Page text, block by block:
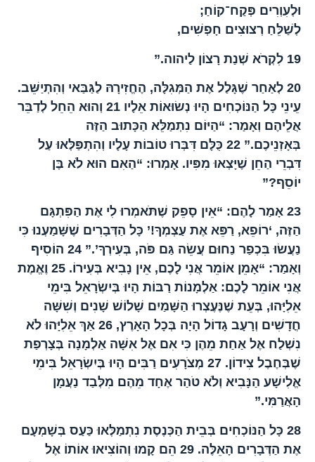
וּלְעִוְרִים פְּקַח־קוֹחַ;
לְשַׁלֵּחַ רְצוּצִים חָפְשִׁים,
19 לִקְרֹא שְׁנַת רָצוֹן לַיהוה.”
20 לְאַחַר שֶׁגָּלַל אֶת הַמְּגִלָּה, הֶחֱזִירָהּ לַגַּבַּאי וְהִתְיַשֵּׁב.
עֵינֵי כָּל הַנּוֹכְחִים הָיוּ נְשׂוּאוֹת אֵלָיו 21 וְהוּא הֵחֵל לְדַבֵּר
אֲלֵיהֶם וְאָמַר: “הַיּוֹם נִתְמַלֵּא הַכָּתוּב הַזֶּה
בְּאָזְנֵיכֶם.” 22 כֻּלָּם דִּבְּרוּ טוֹבוֹת עָלָיו וְהִתְפַּלְּאוּ עַל
דִּבְרֵי הַחֵן שֶׁיָּצְאוּ מִפִּיו. אָמְרוּ: “הַאִם הוּא לֹא בֶּן
יוֹסֵף?”
23 אָמַר לָהֶם: “אֵין סָפֵק שֶׁתֹּאמְרוּ לִי אֶת הַפִּתְגָּם
הַזֶּה, ‘רוֹפֵא, רַפֵּא אֶת עַצְמְךָ!’ כָּל הַדְּבָרִים שֶׁשָּׁמַעְנוּ כִּי
נַעֲשׂוּ בִּכְפַר נַחוּם עֲשֵׂה גַּם פֹּה, בְּעִירְךָ’.” 24 הוֹסִיף
וְאָמַר: “אָמֵן אוֹמֵר אֲנִי לָכֶם, אֵין נָבִיא בְּעִירוֹ. 25 וֶאֱמֶת
אֲנִי אוֹמֵר לָכֶם: אַלְמָנוֹת רַבּוֹת הָיוּ בְּיִשְׂרָאֵל בִּימֵי
אֵלִיָּהוּ, בְּעֵת שֶׁנֶּעֶצְרוּ הַשָּׁמַיִם שָׁלוֹשׁ שָׁנִים וְשִׁשָּׁה
חֳדָשִׁים וְרָעָב גָדוֹל הָיָה בְּכָל הָאָרֶץ, 26 אַךְ אֵלִיָּהוּ לֹא
נִשְׁלַח אֶל אַחַת מֵהֶן כִּי אִם אֶל אִשָּׁה אַלְמָנָה בְּצָרְפַת
שֶׁבְּחֶבֶל צִידוֹן. 27 מְצֹרָעִים רַבִּים הָיוּ בְּיִשְׂרָאֵל בִּימֵי
אֱלִישָׁע הַנָּבִיא וְלֹא טֹהַר אֶחָד מֵהֶם מִלְּבַד נַעֲמָן
הָאֲרַמִּי.”
28 כָּל הַנּוֹכְחִים בְּבֵית הַכְּנֶסֶת נִתְמַלְּאוּ כַּעַס בְּשָׁמְעָם
אֶת הַדְּבָרִים הָאֵלֶּה. 29 הֵם קָמוּ וְהוֹצִיאוּ אוֹתוֹ אֶל